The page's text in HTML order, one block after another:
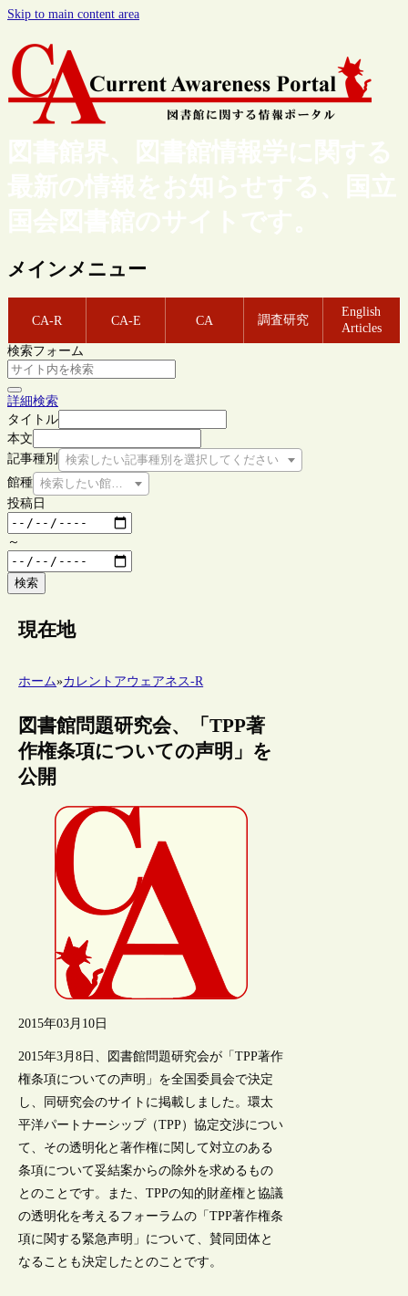
Skip to main content area
図書館界、図書館情報学に関する
最新の情報をお知らせする、国立
国会図書館のサイトです。
メインメニュー
CA-R CA-E CA 調査研究
English
Articles
検索フォーム
詳細検索
タイトル
本文
記事種別
検索したい記事種別を選択してください
館種 検索したい館種を選択してください
投稿日
～
検索
現在地
ホーム»カレントアウェアネス-R
図書館問題研究会、「TPP著
作権条項についての声明」を
公開
2015年03月10日
2015年3月8日、図書館問題研究会が「TPP著作
権条項についての声明」を全国委員会で決定
し、同研究会のサイトに掲載しました。環太
平洋パートナーシップ（TPP）協定交渉につい
て、その透明化と著作権に関して対立のある
条項について妥結案からの除外を求めるもの
とのことです。また、TPPの知的財産権と協議
の透明化を考えるフォーラムの「TPP著作権条
項に関する緊急声明」について、賛同団体と
なることも決定したとのことです。